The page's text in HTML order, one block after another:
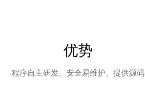
优势
程序自主研发、安全易维护、提供源码